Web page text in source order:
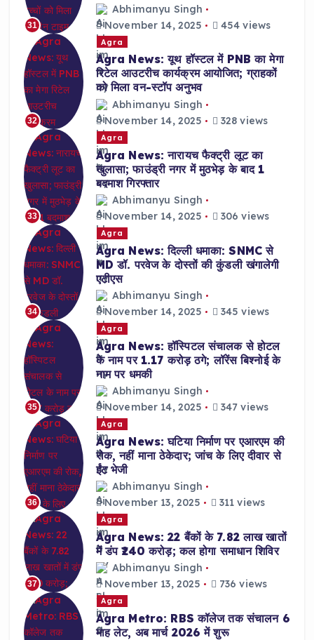
31
Abhimanyu Singh
November 14, 2025
454 views
32
Agra
Agra News: यूथ हॉस्टल में PNB का मेगा
रिटेल आउटरीच कार्यक्रम आयोजित; ग्राहकों
को मिला वन-स्टॉप अनुभव
Abhimanyu Singh
November 14, 2025
328 views
33
Agra
Agra News: नारायच फैक्ट्री लूट का
खुलासा; फाउंड्री नगर में मुठभेड़ के बाद 1
बदमाश गिरफ्तार
Abhimanyu Singh
November 14, 2025
306 views
34
Agra
Agra News: दिल्ली धमाका: SNMC से
MD डॉ. परवेज के दोस्तों की कुंडली खंगालेगी
एटीएस
Abhimanyu Singh
November 14, 2025
345 views
35
Agra
Agra News: हॉस्पिटल संचालक से होटल
के नाम पर 1.17 करोड़ ठगे; लॉरेंस बिश्नोई के
नाम पर धमकी
Abhimanyu Singh
November 14, 2025
347 views
36
Agra
Agra News: घटिया निर्माण पर एआरएम की
रोक, नहीं माना ठेकेदार; जांच के लिए दीवार से
ईंट भेजी
Abhimanyu Singh
November 13, 2025
311 views
37
Agra
Agra News: 22 बैंकों के 7.82 लाख खातों
में डंप ₹240 करोड़; कल होगा समाधान शिविर
Abhimanyu Singh
November 13, 2025
736 views
Agra
Agra Metro: RBS कॉलेज तक संचालन 6
माह लेट, अब मार्च 2026 में शुरू